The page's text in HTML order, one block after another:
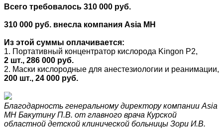
Всего требовалось 310 000 руб.
310 000 руб. внесла компания Asia MH
Из этой суммы оплачивается:
1. Портативный концентратор кислорода Kingon P2,
2 шт., 286 000 руб.
2. Маски кислородные для анестезиологии и реанимации,
200 шт., 24 000 руб.
Благодарность генеральному директору компании Asia
MH Бакутину П.В. от главного врача Курской
областной детской клинической больницы Зори И.В.